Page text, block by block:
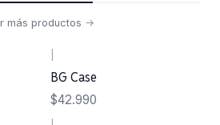
más productos
BG Case
$42.990